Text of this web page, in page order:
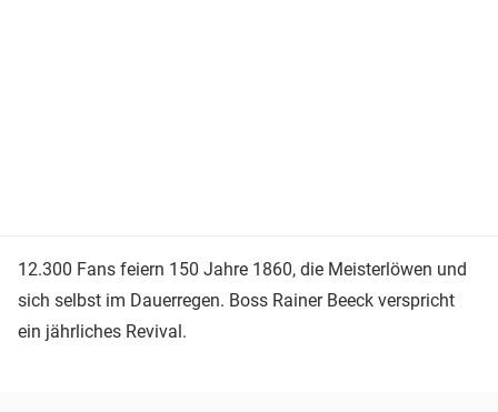
12.300 Fans feiern 150 Jahre 1860, die Meisterlöwen und
sich selbst im Dauerregen. Boss Rainer Beeck verspricht
ein jährliches Revival.